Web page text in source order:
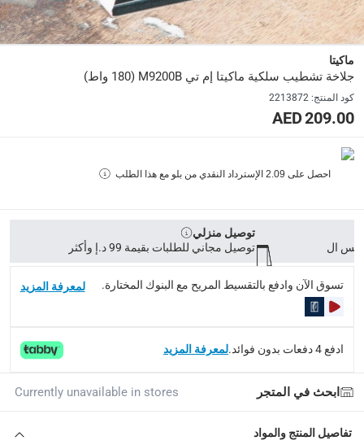
المنتج: 11 × 12 × 14 سم، الصندوق: 15 × 15 × 15 سم
modelname
:
رقم الموديل
M9200B
Delivery & Returns
التوصيل المُتَتَبَّع: خلال 1 إلى 5 أيام عمل -توصيل مجاني للطلبات
delivery times
طلبات الطرود: توصيل خلال 1 إلى 3 أيام عمل
توصيل المنتجات الكبيرة أو التي تحتاج تركيب: خلال 2 إلى 4 أيام عمل
collection
الاستلام من المتجر عبر خدمة “انقر واستلم” لمنتجات
إمكانية إرجاع المنتجات المؤهلة مجاناً خلال 30 يوماً.
ماكيتا
جلاخة تشطيب سلكية ماكيتا إم تي M9200B (180 واط)
كود المنتج:
2213872
209.00 AED
احصل على 2.09 الإسترداد النقدي من بلو مع هذا الطلب
توصيل منزلي
توصيل مجاني للطلبات بقيمة 99 د.إ وأكثر
تسوق الآن وادفع بالتقسيط المريح مع البنوك المختارة. لمعرفة المزيد
ادفع 4 دفعات بدون فوائد. لمعرفة المزيد
ابحث في المتجر Currently unavailable in stores
تفاصيل المنتج والمواد